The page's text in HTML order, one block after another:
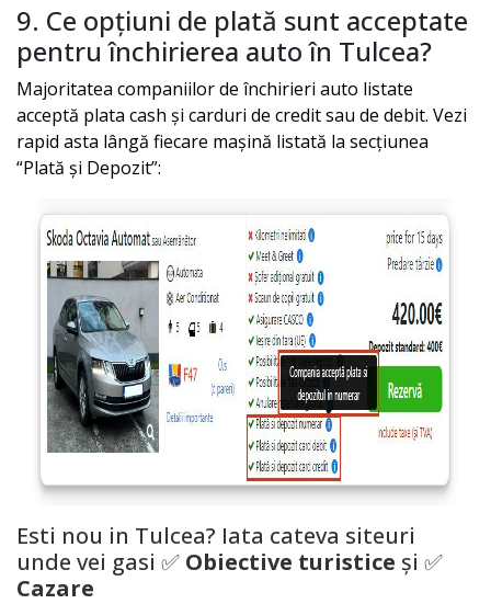
9. Ce opțiuni de plată sunt acceptate
pentru închirierea auto în Tulcea?
Majoritatea companiilor de închirieri auto listate
acceptă plata cash și carduri de credit sau de debit. Vezi
rapid asta lângă fiecare mașină listată la secțiunea
“Plată și Depozit”:
Esti nou in Tulcea? Iata cateva siteuri
unde vei gasi ✅ Obiective turistice și ✅
Cazare